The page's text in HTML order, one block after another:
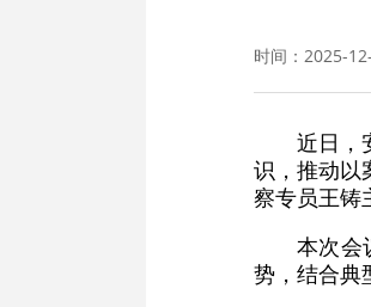
时间：2025-
近日，
识，推动以
察专员王铸
本次会
势，结合典